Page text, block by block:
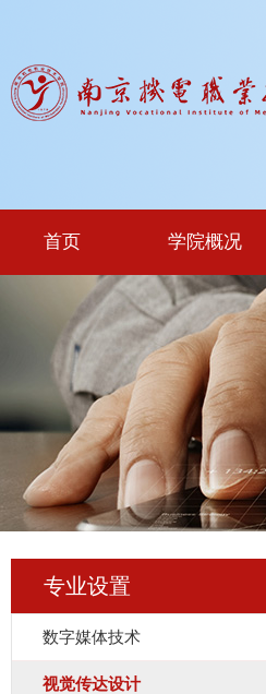
首页 学院概况
专业设置
数字媒体技术
视觉传达设计